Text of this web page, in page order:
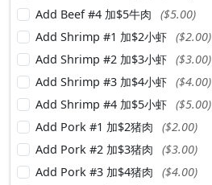
Add Beef #4 加$5牛肉
($5.00)
Add Shrimp #1 加$2小虾 ($2.00)
Add Shrimp #2 加$3小虾 ($3.00)
Add Shrimp #3 加$4小虾 ($4.00)
Add Shrimp #4 加$5小虾 ($5.00)
Add Pork #1 加$2猪肉
($2.00)
Add Pork #2 加$3猪肉
($3.00)
Add Pork #3 加$4猪肉
($4.00)